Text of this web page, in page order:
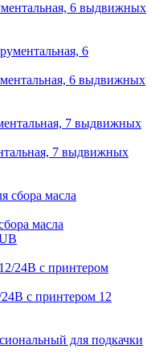
6 выдвижных
6 выдвижных
7 выдвижных
масла
с принтером 12